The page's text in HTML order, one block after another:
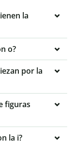
la
o?
por la
figuras
la i?